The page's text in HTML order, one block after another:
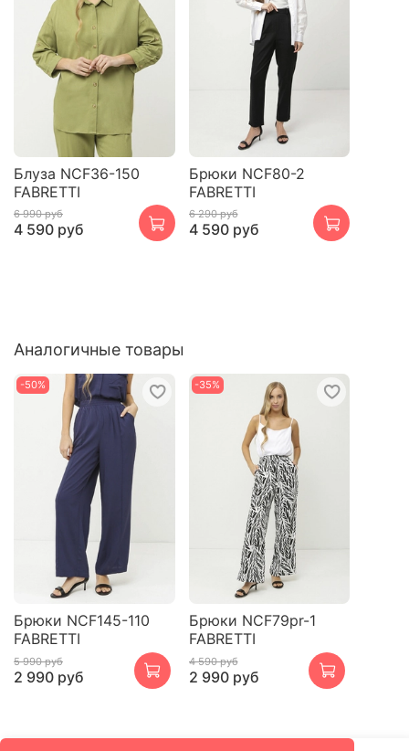
Блуза NCF36-150
FABRETTI
6 990 руб
4 590 руб
Брюки NCF80-2
FABRETTI
6 290 руб
4 590 руб
Аналогичные товары
-50%
Брюки NCF145-110
FABRETTI
5 990 руб
2 990 руб
-35%
Брюки NCF79pr-1
FABRETTI
4 590 руб
2 990 руб